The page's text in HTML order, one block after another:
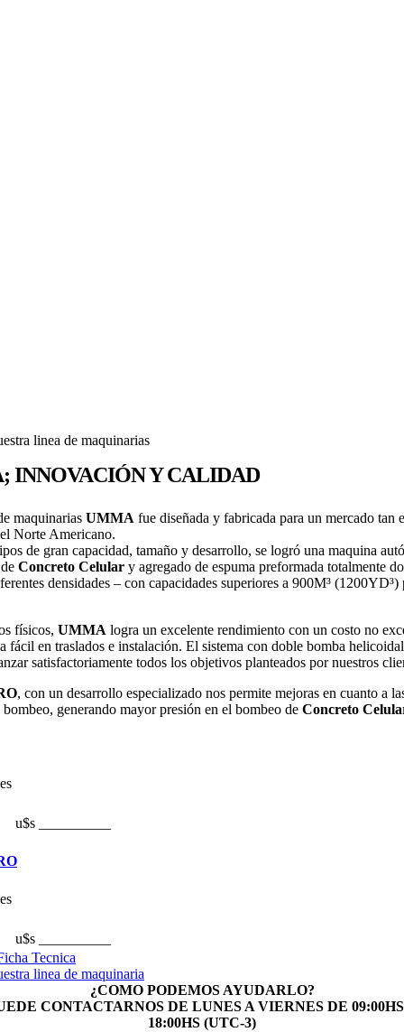
linea de maquinarias
INNOVACIÓN Y CALIDAD
maquinarias UMMA fue diseñada y fabricada para un mercado tan
Norte Americano.
de gran capacidad, tamaño y desarrollo, se logró una maquina
Concreto Celular y agregado de espuma preformada totalmente
densidades – con capacidades superiores a 900M³ (1200YD³)
físicos, UMMA logra un excelente rendimiento con un costo no
fácil en traslados e instalación. El sistema con doble bomba
satisfactoriamente todos los objetivos planteados por nuestros
, con un desarrollo especializado nos permite mejoras en cuanto a
bombeo, generando mayor presión en el bombeo de Concreto
u$s __________
u$s __________
Tecnica
linea de maquinaria
¿COMO PODEMOS AYUDARLO?
CONTACTARNOS DE LUNES A VIERNES DE
18:00HS (UTC-3)